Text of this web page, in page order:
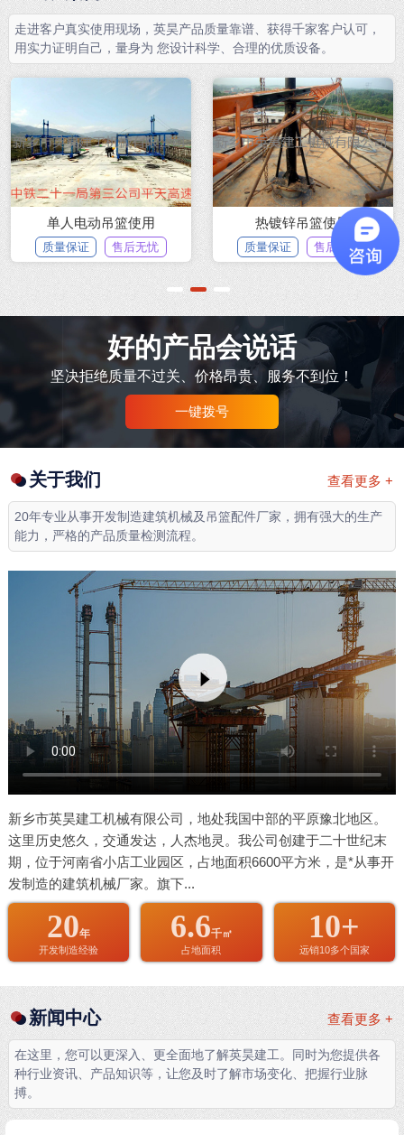
走进客户真实使用现场，英昊产品质量靠谱、获得千家客户认可，
用实力证明自己，量身为 您设计科学、合理的优质设备。
建筑吊篮使用示例
质量保证 售后无忧
某商品房施工现场
质量保证 售后无忧
1 2 3
好的产品会说话
坚决拒绝质量不过关、价格昂贵、服务不到位！
一键拨号
查看更多 +
关于我们
20年专业从事开发制造建筑机械及吊篮配件厂家，拥有强大的生产
能力，严格的产品质量检测流程。
新乡市英昊建工机械有限公司，地处我国中部的平原豫北地区。
这里历史悠久，交通发达，人杰地灵。我公司创建于二十世纪末
期，位于河南省小店工业园区，占地面积6600平方米，是*从事开
发制造的建筑机械厂家。旗下...
20年
开发制造经验
6.6千㎡
占地面积
10+
远销10多个国家
查看更多 +
新闻中心
在这里，您可以更深入、更全面地了解英昊建工。同时为您提供各
种行业资讯、产品知识等，让您及时了解市场变化、把握行业脉
搏。